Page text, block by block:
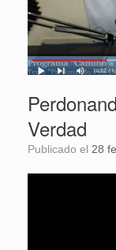
Verdad
Publicado el 28